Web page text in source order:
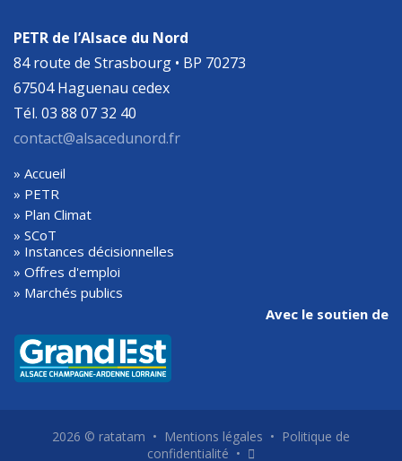
Avr 29, 2025
PETR de l’Alsace du Nord
84 route de Strasbourg • BP 70273
67504 Haguenau cedex
Tél. 03 88 07 32 40
contact@alsacedunord.fr
» Accueil
» PETR
» Plan Climat
» SCoT
» Instances décisionnelles
» Offres d'emploi
» Marchés publics
Avec le soutien de
2026 © ratatam • Mentions légales • Politique de
confidentialité •